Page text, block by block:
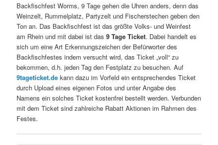
Backfischfest Worms, 9 Tage gehen die Uhren anders, denn das
Weinzelt, Rummelplatz, Partyzelt und Fischerstechen geben den
Ton an. Das Backfischfest ist das größte Volks- und Weinfest
am Rhein und mit dabei ist das9 Tage Ticket. Dabei handelt es
sich um eine Art Erkennungszeichen der Befürworter des
Backfischfestes indem versucht wird, das Ticket „voll“ zu
bekommen, d.h. jeden Tag den Festplatz zu besuchen. Auf
9tageticket.de kann dazu im Vorfeld ein entsprechendes Ticket
durch Upload eines eigenen Fotos und unter Angabe des
Namens ein solches Ticket kostenfrei bestellt werden. Verbunden
mit dem Ticket sind zahlreiche Rabatt Aktionen im Rahmen des
Festes.